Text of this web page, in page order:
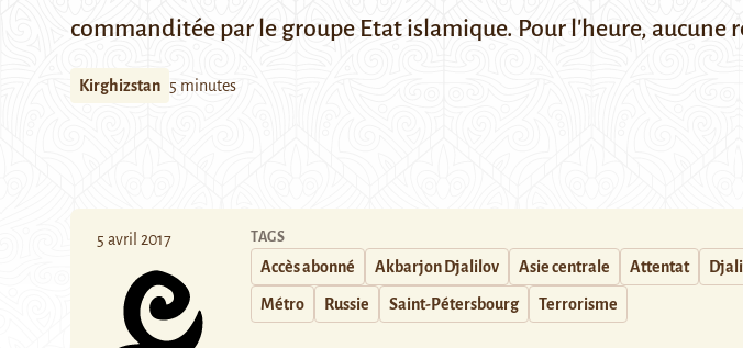
commanditée par le groupe Etat islamique. Pour l'heure, aucune
Kirghizstan 5 minutes
5 avril 2017 TAGS
Accès abonné Akbarjon Djalilov Asie centrale Attentat
Métro Russie Saint-Pétersbourg Terrorisme